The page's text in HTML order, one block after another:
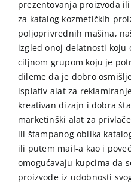
prezentovanja proizvoda
za katalog kozmetičkih
poljoprivrednih mašina,
izgled onoj delatnosti koju
ciljnom grupom koju je
dileme da je dobro
isplativ alat za
kreativan dizajn i dobra
marketinški alat za
ili štampanog oblika
ili putem mail-a kao i
omogućavaju kupcima da
proizvode iz udobnosti